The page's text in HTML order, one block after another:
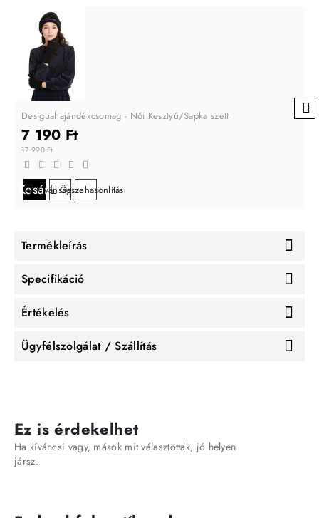
Desigual ajándékcsomag - Női Kesztyű/Sapka szett
7 190 Ft
17 990 Ft
Kosárba
Kívánságlistára
Összehasonlítás
Termékleírás
Specifikáció
Értékelés
Ügyfélszolgálat / Szállítás
Ez is érdekelhet
Ha kíváncsi vagy, mások mit választottak, jó helyen
jársz.